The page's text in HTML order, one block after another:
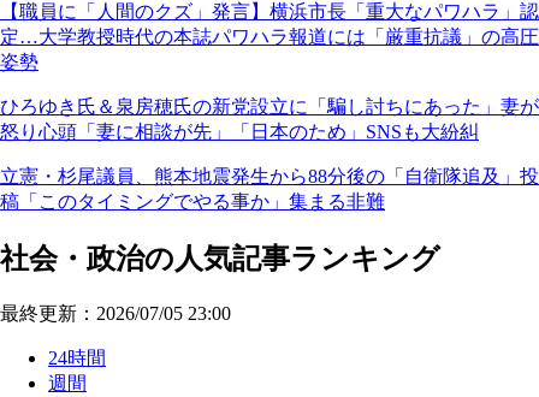
【職員に「人間のクズ」発言】横浜市長「重大なパワハラ」認
定…大学教授時代の本誌パワハラ報道には「厳重抗議」の高圧
姿勢
ひろゆき氏＆泉房穂氏の新党設立に「騙し討ちにあった」妻が
怒り心頭「妻に相談が先」「日本のため」SNSも大紛糾
立憲・杉尾議員、熊本地震発生から88分後の「自衛隊追及」投
稿「このタイミングでやる事か」集まる非難
社会・政治の人気記事ランキング
最終更新：2026/07/05 23:00
24時間
週間